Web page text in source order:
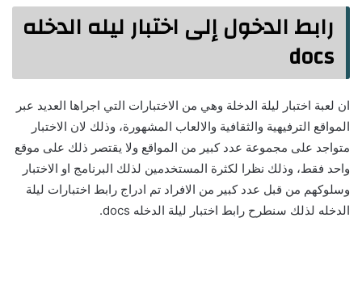
رابط الدخول إلى اختبار ليله الدخله
docs
ان لعبة اختبار ليلة الدخلة وهي من الاختبارات التي اجراها العديد عبر
المواقع الترفيهية والثقافية والالعاب المشهورة، وذلك لان الاختبار
متواجد على مجموعة عدد كبير من المواقع ولا يقتصر ذلك على موقع
واحد فقط، وذلك نظرا لكثرة المستخدمين لذلك البرنامج او الاختبار
وسلوكهم من قبل عدد كبير من الافراد تم ادراج رابط اختبارات ليلة
الدخله لذلك سنطرح رابط اختبار ليلة الدخله docs.